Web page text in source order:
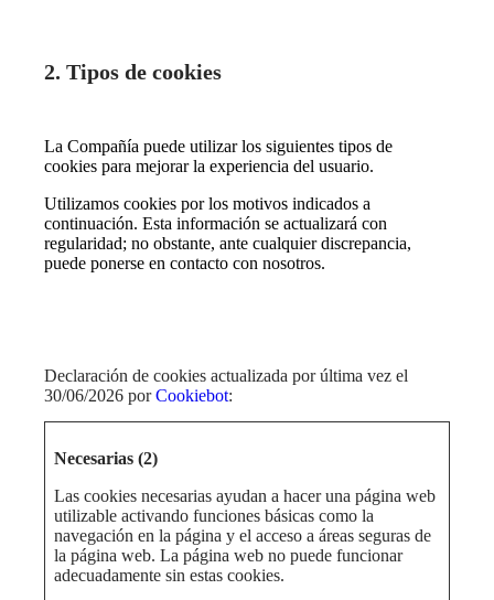
2. Tipos de cookies
La Compañía puede utilizar los siguientes tipos de
cookies para mejorar la experiencia del usuario.
Utilizamos cookies por los motivos indicados a
continuación. Esta información se actualizará con
regularidad; no obstante, ante cualquier discrepancia,
puede ponerse en contacto con nosotros.
Declaración de cookies actualizada por última vez el
30/06/2026 porCookiebot:
Necesarias (2)
Las cookies necesarias ayudan a hacer una página web
utilizable activando funciones básicas como la
navegación en la página y el acceso a áreas seguras de
la página web. La página web no puede funcionar
adecuadamente sin estas cookies.